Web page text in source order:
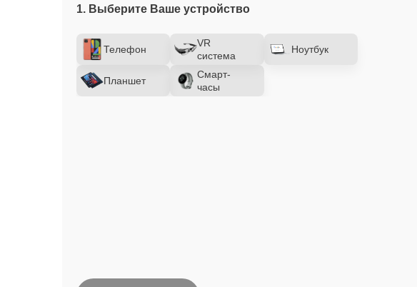
1. Выберите Ваше устройство
Телефон
VR
система
Ноутбук
Планшет
Смарт-
часы